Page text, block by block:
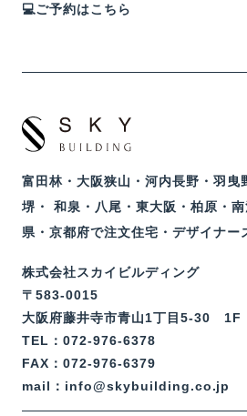
💻ご予約はこちら
富田林・大阪狭山・河内長野・羽曳
堺・ 和泉・八尾・東大阪・柏原・
県・京都府で注文住宅・デザイナー
株式会社スカイビルディング
〒583-0015
大阪府藤井寺市青山1丁目5-30 1F
TEL：072-976-6378
FAX：072-976-6379
mail：info@skybuilding.co.jp